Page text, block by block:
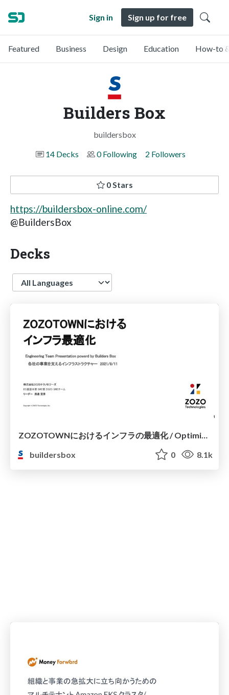
Sign in Sign up for free
Featured Business Design Education How-to
Builders Box
buildersbox
14 Decks
0 Following 2 Followers
0 Stars
https://buildersbox-online.com/
@BuildersBox
Decks
Language
buildersbox
0 8.1k